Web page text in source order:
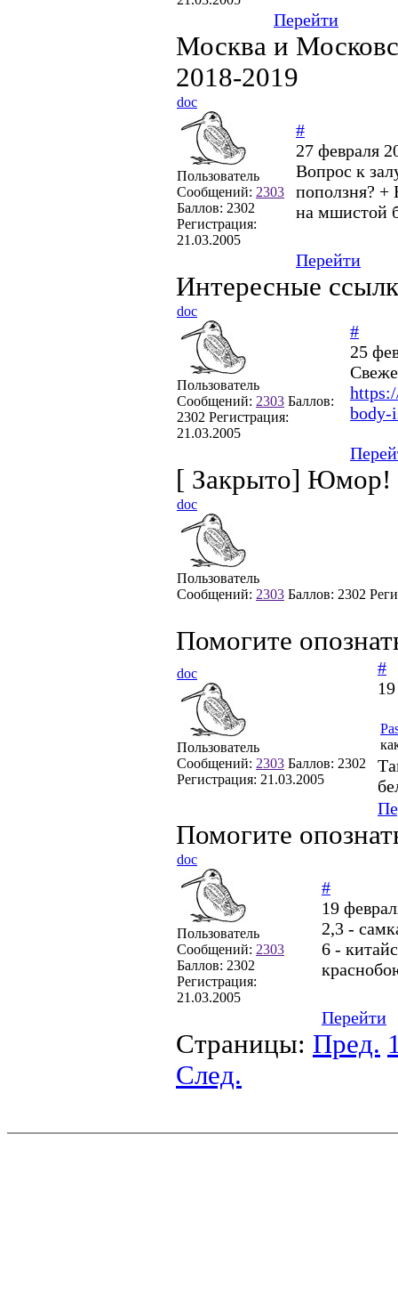
Перейти
Москва и
2018-2019
doc
Пользователь
Сообщений: 2303
Баллов: 2302
Регистрация:
21.03.2005
#
27 февраля
Вопрос к
поползня? +
на мшистой
Перейти
Интересные
doc
Пользователь
Сообщений: 2303 Баллов:
2302 Регистрация:
21.03.2005
#
25
body-
[ Закрыто] Юмор!
doc
Пользователь
Сообщений: 2303 Баллов: 2302
Помогите
doc
Пользователь
Сообщений: 2303 Баллов: 2302
Регистрация: 21.03.2005
#
Помогите
doc
Пользователь
Сообщений: 2303
Баллов: 2302
Регистрация:
21.03.2005
#
19
2,3 -
6 -
Перейти
Страницы: Пред.
След.